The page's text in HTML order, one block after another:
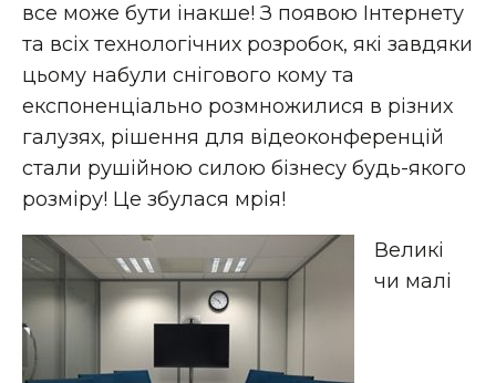
все може бути інакше! З появою Інтернету
та всіх технологічних розробок, які завдяки
цьому набули снігового кому та
експоненціально розмножилися в різних
галузях, рішення для відеоконференцій
стали рушійною силою бізнесу будь-якого
розміру! Це збулася мрія!
Великі
чи малі